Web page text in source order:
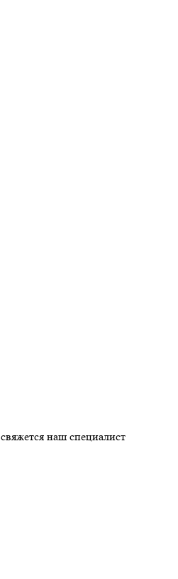
наш специалист